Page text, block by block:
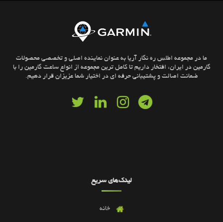
ما در مجموعه اطلس ره نگار آریا به عنوان نماینده اصلی و تخصصی محصولات
گارمین در ایران، افتخار داریم تا کامل ترین مجموعه از انواع ساعت گارمین را با
ضمانت اصالت و پشتیبانی حرفه ای در اختیار شما عزیزان قرار دهیم.
لینک‌های سریع
خانه